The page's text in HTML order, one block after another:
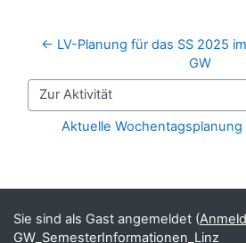
← LV-Planung für das SS 2025
GW
Zur Aktivität
Aktuelle
Ergänzungsblöcke
Sie sind als Gast angemeldet (
GW_SemesterInformationen_Linz